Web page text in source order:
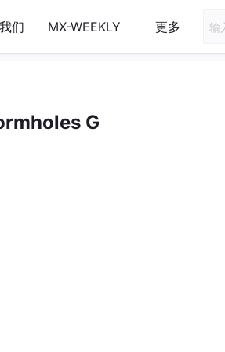
们 MX-WEEKLY 更多
G